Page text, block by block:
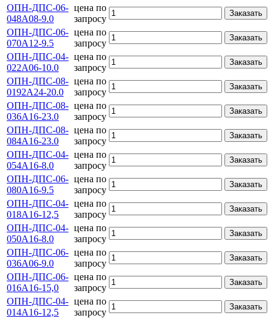
ОПН-ДПС-06-
048А08-9.0
цена по
запросу
Заказать
ОПН-ДПС-06-
070А12-9.5
цена по
запросу
Заказать
ОПН-ДПС-04-
022А06-10.0
цена по
запросу
Заказать
ОПН-ДПС-08-
0192А24-20.0
цена по
запросу
Заказать
ОПН-ДПС-08-
036А16-23.0
цена по
запросу
Заказать
ОПН-ДПС-08-
084А16-23.0
цена по
запросу
Заказать
ОПН-ДПС-04-
054А16-8.0
цена по
запросу
Заказать
ОПН-ДПС-06-
080А16-9.5
цена по
запросу
Заказать
ОПН-ДПС-04-
018А16-12,5
цена по
запросу
Заказать
ОПН-ДПС-04-
050А16-8.0
цена по
запросу
Заказать
ОПН-ДПС-06-
036А06-9.0
цена по
запросу
Заказать
ОПН-ДПС-06-
016А16-15,0
цена по
запросу
Заказать
ОПН-ДПС-04-
014А16-12,5
цена по
запросу
Заказать